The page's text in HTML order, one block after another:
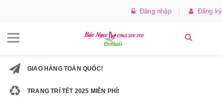
Đăng nhập Đăng ký
GIAO HÀNG TOÀN QUỐC!
TRANG TRÍ TẾT 2025 MIỄN PHÍ!